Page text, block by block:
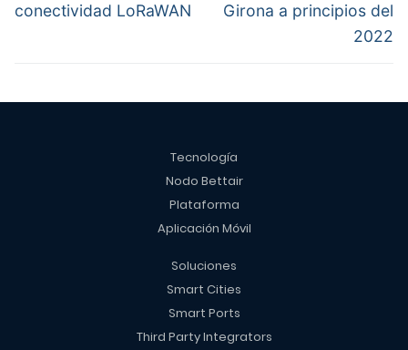
conectividad LoRaWAN
Girona a principios del
2022
Soluciones
Smart Cities
Smart Ports
Third Party Integrators
Tecnología
Nodo Bettair
Plataforma
Aplicación Móvil